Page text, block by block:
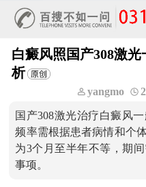
白癜风照国产308激
析
yangmo
国产308激光治疗白癜风
频率需根据患者病情和个
为3个月至半年不等，期
事项。